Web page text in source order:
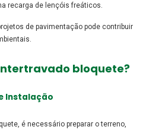
recarga de lençóis freáticos.
de pavimentação pode contribuir
bloquete?
Instalação
é necessário preparar o terreno,